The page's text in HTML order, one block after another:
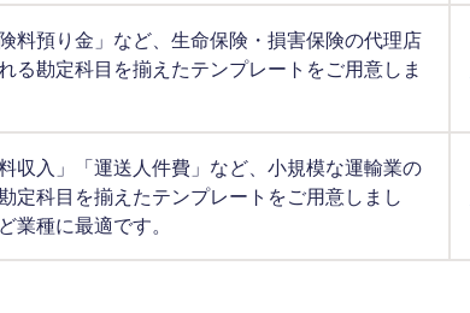
料預り金」など、生命保険・損害保険の代理店
る勘定科目を揃えたテンプレートをご用意しま
収入」「運送人件費」など、小規模な運輸業の
定科目を揃えたテンプレートをご用意しまし
業種に最適です。